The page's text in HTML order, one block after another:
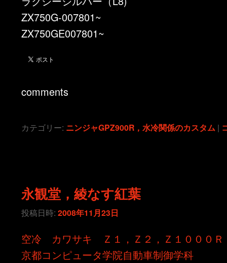
ZX750G-007801~
ZX750GE007801~
comments
カテゴリー: ニンジャGPZ900R，水冷関係のカスタム |
永観堂，綾なす紅葉
投稿日時:2008年11月23日
空冷 カワサキ Ｚ１，Ｚ２，Ｚ１０００Ｒ
京都コンピュータ学院自動車制御学科